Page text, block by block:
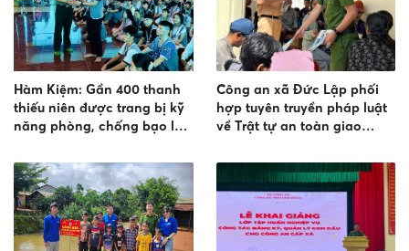
Hàm Kiệm: Gần 400 thanh
thiếu niên được trang bị kỹ
năng phòng, chống bạo lực
Công an xã Đức Lập phối
hợp tuyên truyền pháp luật
về Trật tự an toàn giao